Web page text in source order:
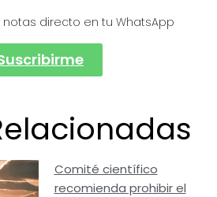
directo en tu WhatsApp
Comité científico
recomienda prohibir el